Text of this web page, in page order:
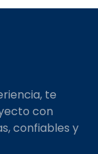
te
con
confiables y